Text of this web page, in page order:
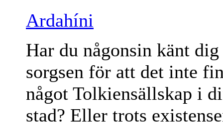
Ardahíni
Har du någonsin känt dig
sorgsen för att det inte
något Tolkiensällskap i
stad? Eller trots